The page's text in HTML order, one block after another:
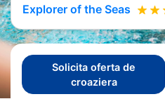
Explorer of the Seas
Solicita oferta de
croaziera